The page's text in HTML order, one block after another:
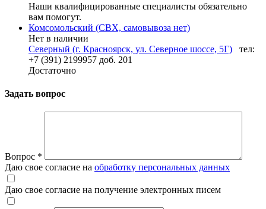
Наши квалифицированные специалисты обязательно
вам помогут.
Комсомольский (СВХ, самовывоза нет)
Нет в наличии
Северный (г. Красноярск, ул. Северное шоссе, 5Г)
тел:
+7 (391) 2199957 доб. 201
Достаточно
Задать вопрос
Вопрос *
Даю свое согласие на обработку персональных данных
Даю свое согласие на получение электронных писем